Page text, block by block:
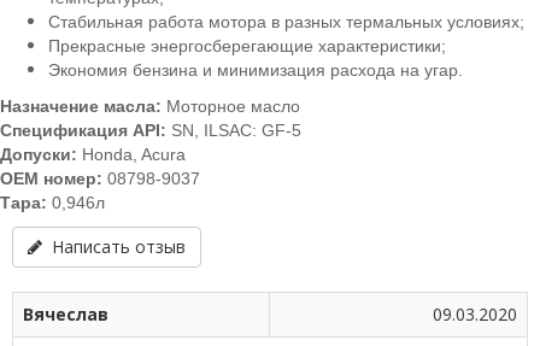
Стабильная работа мотора в разных термальных условиях;
Прекрасные энергосберегающие характеристики;
Экономия бензина и минимизация расхода на угар.
Назначение масла: Моторное масло
Спецификация API: SN, ILSAC: GF-5
Допуски: Honda, Acura
OEM номер: 08798-9037
Тара: 0,946л
Написать отзыв
Вячеслав
09.03.2020